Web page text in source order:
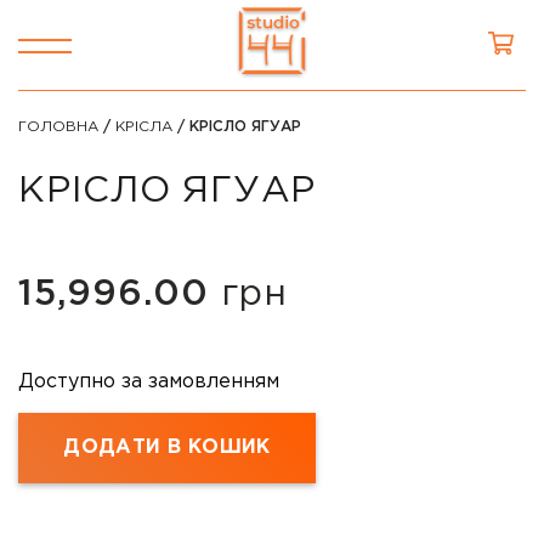
ГОЛОВНА / КРІСЛА / КРІСЛО ЯГУАР
КРІСЛО ЯГУАР
15,996.00 грн
Доступно за замовленням
ДОДАТИ В КОШИК